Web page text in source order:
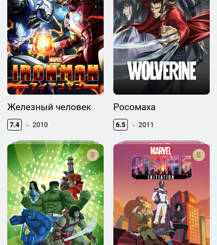
Железный человек
7.4 2010
Росомаха
6.5 2011